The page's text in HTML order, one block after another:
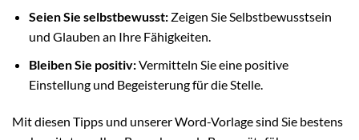
Seien Sie selbstbewusst:Zeigen Sie Selbstbewusstsein
und Glauben an Ihre Fähigkeiten.
Bleiben Sie positiv:Vermitteln Sie eine positive
Einstellung und Begeisterung für die Stelle.
Mit diesen Tipps und unserer Word-Vorlage sind Sie bestens